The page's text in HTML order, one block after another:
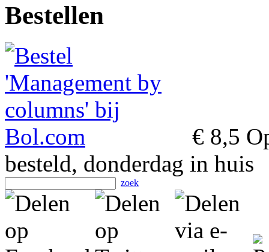
Bestellen
€ 8,5
besteld, donderdag in huis
zoek